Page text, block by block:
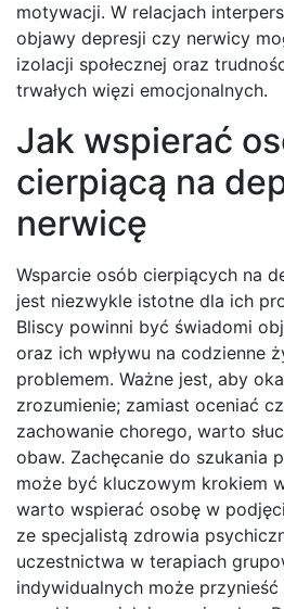
motywacji. W relacjach
objawy depresji czy nerwicy
izolacji społecznej oraz
trwałych więzi emocjonalnych.
Jak wspierać
cierpiącą na
nerwicę
Wsparcie osób cierpiących na
jest niezwykle istotne dla ich
Bliscy powinni być świadomi
oraz ich wpływu na codzienne
problemem. Ważne jest, aby
zrozumienie; zamiast oceniać
zachowanie chorego, warto
obaw. Zachęcanie do szukania
może być kluczowym krokiem
warto wspierać osobę w
ze specjalistą zdrowia
uczestnictwa w terapiach
indywidualnych może